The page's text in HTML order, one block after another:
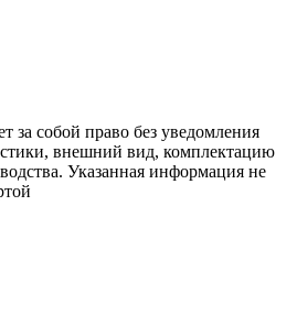
за собой право без уведомления
внешний вид, комплектацию
Указанная информация не